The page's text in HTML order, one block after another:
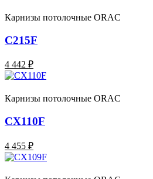
Карнизы потолочные ORAC
C215F
4 442 ₽
Карнизы потолочные ORAC
CX110F
4 455 ₽